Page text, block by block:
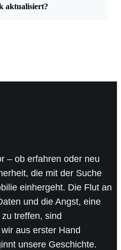
aktualisiert?
– ob erfahren oder neu
die mit der Suche
einhergeht. Die Flut an
und die Angst, eine
treffen, sind
aus erster Hand
unsere Geschichte.